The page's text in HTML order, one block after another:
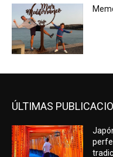
ÚLTIMAS